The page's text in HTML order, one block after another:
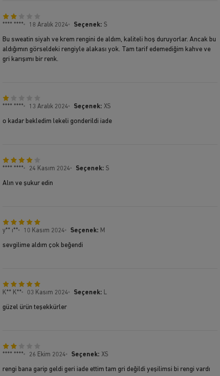
**** **** 18 Aralık 2024 Seçenek: S
Bu sweatin siyah ve krem rengini de aldım, kaliteli hoş duruyorlar. Ancak bu
aldığımın görseldeki rengiyle alakası yok. Tam tarif edemediğim kahve ve
gri karışımı bir renk.
**** **** 13 Aralık 2024 Seçenek: XS
o kadar bekledim lekeli gonderildi iade
**** **** 24 Kasım 2024 Seçenek: S
Alın ve şukur edin
y** ı** 10 Kasım 2024 Seçenek: M
sevgilime aldım çok beğendi
K** K** 03 Kasım 2024 Seçenek: L
güzel ürün teşekkürler
**** **** 26 Ekim 2024 Seçenek: XS
rengi bana garip geldi geri iade ettim tam gri değildi yeşilimsi bi rengi vardı